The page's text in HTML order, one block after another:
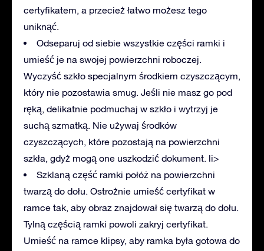
certyfikatem, a przecież łatwo możesz tego
uniknąć.
Odseparuj od siebie wszystkie części ramki i
umieść je na swojej powierzchni roboczej.
Wyczyść szkło specjalnym środkiem czyszczącym,
który nie pozostawia smug. Jeśli nie masz go pod
ręką, delikatnie podmuchaj w szkło i wytrzyj je
suchą szmatką. Nie używaj środków
czyszczących, które pozostają na powierzchni
szkła, gdyż mogą one uszkodzić dokument. li>
Szklaną część ramki połóż na powierzchni
twarzą do dołu. Ostrożnie umieść certyfikat w
ramce tak, aby obraz znajdował się twarzą do dołu.
Tylną częścią ramki powoli zakryj certyfikat.
Umieść na ramce klipsy, aby ramka była gotowa do